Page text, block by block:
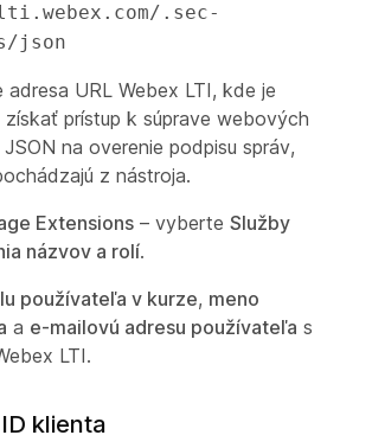
.sec-
json
adresa URL Webex LTI, kde je
získať prístup k súprave webových
na overenie podpisu správ,
z nástroja.
Extensions – vyberte Služby
názvov a rolí.
používateľa v kurze, meno
a e-mailovú adresu používateľa s
LTI.
klienta